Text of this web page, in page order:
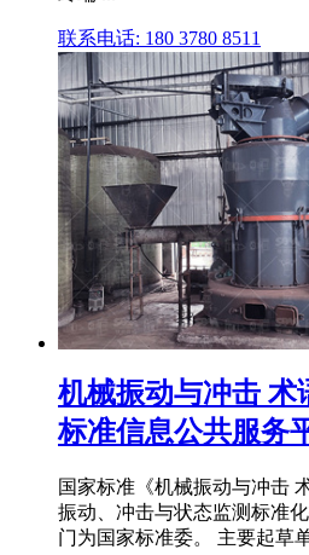
联系电话: 180 3780 8511
机械振动与冲击 术
标准信息公共服务
国家标准《机械振动与冲击
振动、冲击与状态监测标准
门为国家标准委。 主要起草